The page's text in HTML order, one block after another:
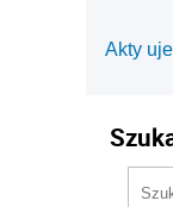
Akty